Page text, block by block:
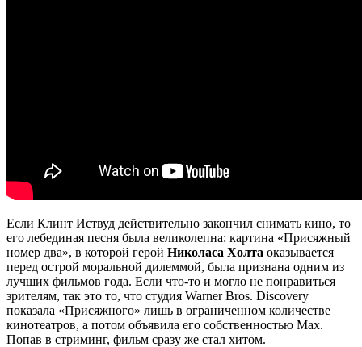
Если Клинт Иствуд действительно закончил снимать кино, то
его лебединая песня была великолепна: картина «Присяжный
номер два», в которой герой Николаса Холта оказывается
перед острой моральной дилеммой, была признана одним из
лучших фильмов года. Если что-то и могло не понравиться
зрителям, так это то, что студия Warner Bros. Discovery
показала «Присяжного» лишь в ограниченном количестве
кинотеатров, а потом объявила его собственностью Max.
Попав в стриминг, фильм сразу же стал хитом.